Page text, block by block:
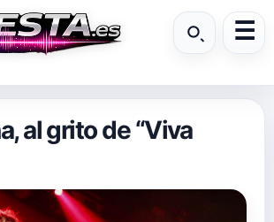
al grito de “Viva